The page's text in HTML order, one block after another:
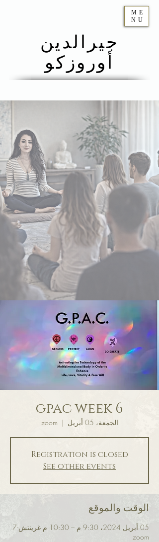
جيرالدين
أوروزكو
ME
NU
gpac week 6
الجمعة، 05 أبريل
  |
zoom
Registration is closed
See other events
الوقت والموقع
05 أبريل 2024، 9:30 م – 10:30 م غرينتش-7
zoom